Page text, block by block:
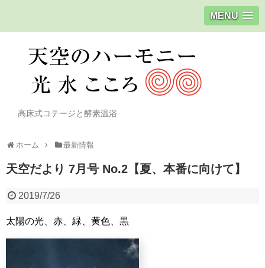
MENU
高床式コテージと酵素温浴
ホーム 最新情報
天空だより 7月号 No.2【夏、本番に向けて】
2019/7/26
太陽の光、赤、緑、黄色、黒